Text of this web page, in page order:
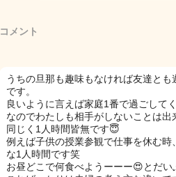
コメント
うちの旦那も趣味もなければ友達と
です。
良いように言えば家庭1番で過ごして
なのでわたしも相手がしないことは出
同じく1人時間皆無です😇
例えば子供の授業参観で仕事を休む
な1人時間です笑
お昼どこで何食べようーーー😍とだい